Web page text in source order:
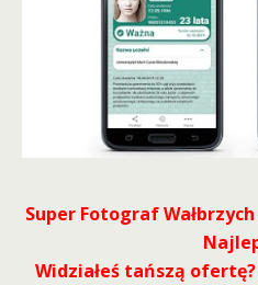
Super Fotograf
Widziałeś tańszą